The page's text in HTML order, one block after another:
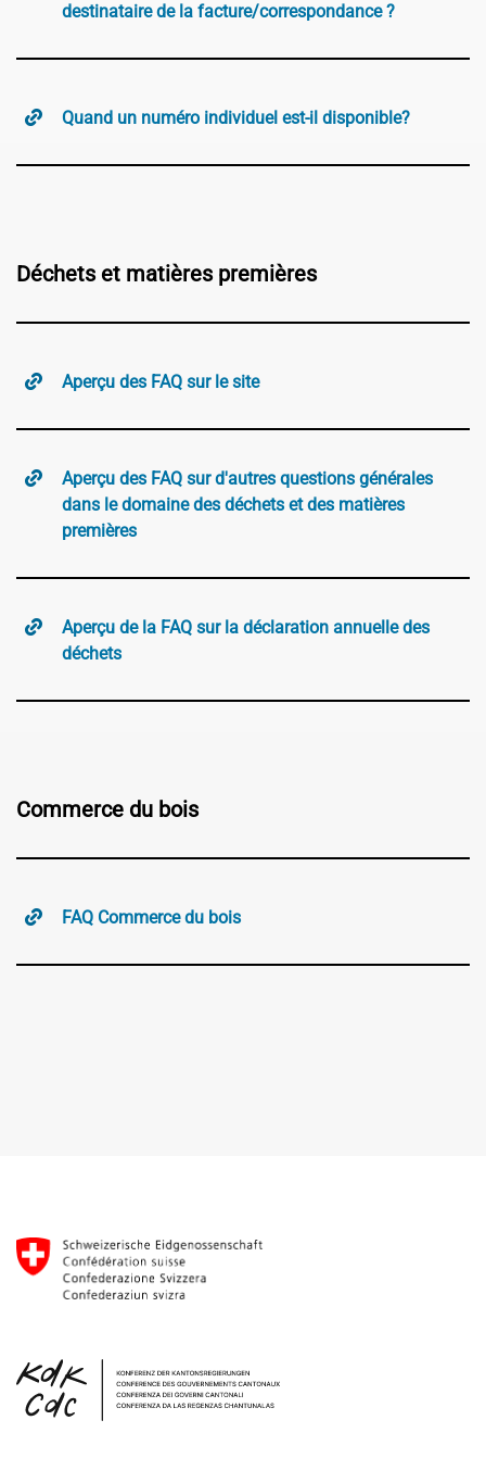
destinataire de la facture/correspondance ?
Quand un numéro individuel est-il disponible?
Déchets et matières premières
Aperçu des FAQ sur le site
Aperçu des FAQ sur d'autres questions générales
dans le domaine des déchets et des matières
premières
Aperçu de la FAQ sur la déclaration annuelle des
déchets
Commerce du bois
FAQ Commerce du bois